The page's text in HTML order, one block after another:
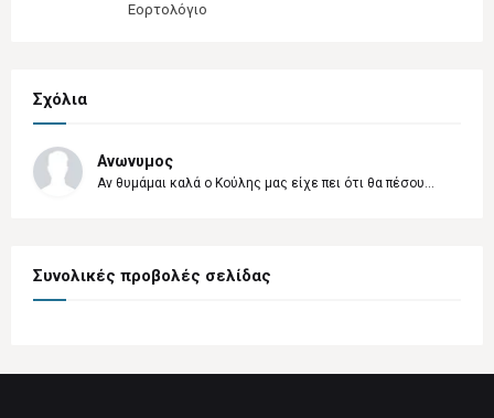
Εορτολόγιο
Σχόλια
Ανωνυμος
Αν θυμάμαι καλά ο Κούλης μας είχε πει ότι θα πέσου...
Συνολικές προβολές σελίδας